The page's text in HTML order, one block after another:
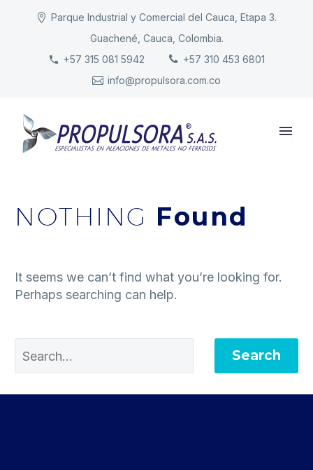
Parque Industrial y Comercial del Cauca, Etapa 3.
Guachené, Cauca, Colombia.
+57 315 081 5942
+57 310 453 6801
info@propulsora.com.co
INICIO
PRODUCTOS
NOTHING Found
It seems we can’t find what you’re looking for.
Perhaps searching can help.
Search